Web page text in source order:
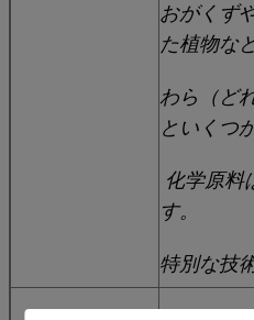
おがくず
た植物な
わら（ど
といくつ
化学原料
す。
特別な技